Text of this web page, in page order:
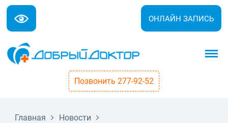
ОНЛАЙН ЗАПИСЬ
Позвонить 277-92-52
Главная
Новости